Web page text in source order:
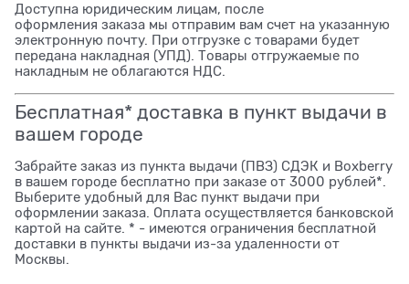
Доступна юридическим лицам, после
оформления заказа мы отправим вам счет на указанную
электронную почту. При отгрузке с товарами будет
передана накладная (УПД). Товары отгружаемые по
накладным не облагаются НДС.
Бесплатная* доставка в пункт выдачи в
вашем городе
Забрайте заказ из пункта выдачи (ПВЗ) СДЭК и Boxberry
в вашем городе бесплатно при заказе от 3000 рублей*.
Выберите удобный для Вас пункт выдачи при
оформлении заказа. Оплата осуществляется банковской
картой на сайте. * - имеются ограничения бесплатной
доставки в пункты выдачи из-за удаленности от
Москвы.